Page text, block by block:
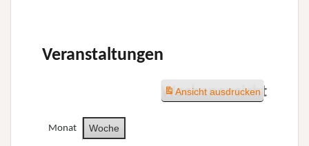
Veranstaltungen
Wochenansicht
Monat Woche
Ansichtausdrucken